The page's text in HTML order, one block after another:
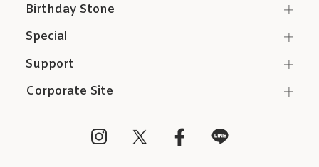
Support
Corporate Site
Birthday Stone
Special